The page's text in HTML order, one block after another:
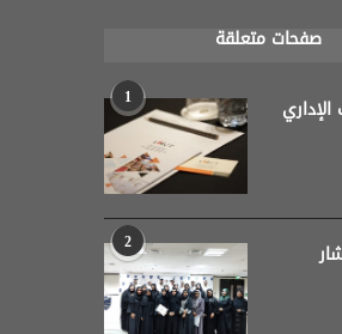
صفحات متعلقة
1
2